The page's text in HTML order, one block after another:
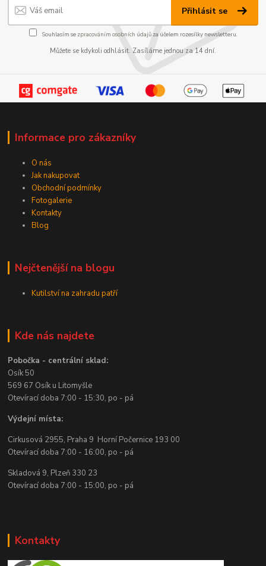
Přihlásit se
Souhlasím se zpracováním osobních údajůza účelem rozesílky newsletteru.
Můžete se kdykoli odhlásit. Zasíláme jednou za 14 dní.
Informace pro zákazníky
O nás
Jak nakupovat
Obchodní podmínky
Fotogalerie
Kontakty
Blog
Nejčtenější na blogu
Kutilství na zahradu patří
Kde nás najdete
Pobočka - centrální sklad:
Osík 50
569 67 Osík u Litomyšle
Otevírací doba 7:00 - 15:30, po - pá
Výdejní místa:
Cirkusová 2955, Praha 9 Horní Počernice 193 00
Otevírací doba 7:00 - 16:00, po - pá
Skladová 9, Plzeň 330 23
Otevírací doba 7:00 - 15:00, po - pá
Kontakty